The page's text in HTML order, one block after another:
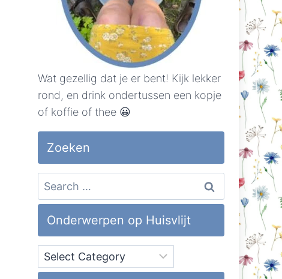
Wat gezellig dat je er bent! Kijk lekker
rond, en drink ondertussen een kopje
of koffie of thee 😀
Zoeken
Search
for:
Onderwerpen op Huisvlijt
Onderwerpen
op